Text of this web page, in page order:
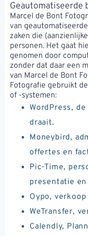
Geautomatiseerde
Marcel de Bont
van
zaken die
personen. Het gaat
genomen door
zonder dat daar een
van Marcel de Bont
Fotografie gebruikt
of -systemen:
WordPress,
draait.
Moneybird,
offertes en
Pic-Time,
presentatie en
Oypo,
WeTransfer,
Calendly,